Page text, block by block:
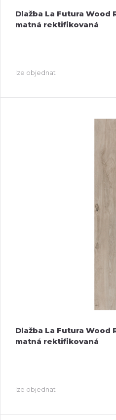
Dlažba La Futura Wood
matná rektifikovaná
lze objednat
Dlažba La Futura Wood
matná rektifikovaná
lze objednat